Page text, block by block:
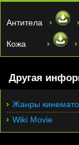
Антитела
Кожа
Другая
Жанры
Wiki Movie